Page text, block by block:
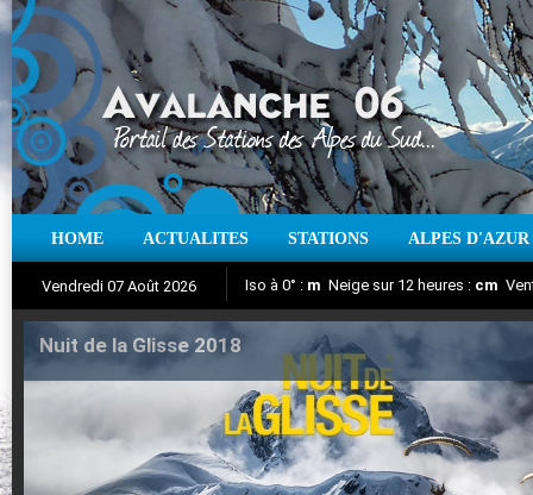
HOME ACTUALITES STATIONS ALPES D'AZUR
Vendredi 07 Août 2026 Iso à 0° : m Neige sur 12 heures : cm
Nuit de la Glisse 2018